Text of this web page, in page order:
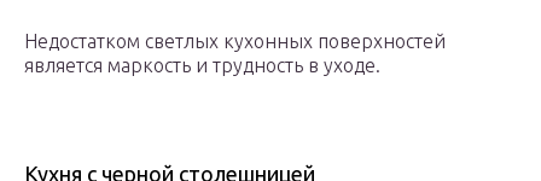
Недостатком светлых кухонных поверхностей
является маркость и трудность в уходе.
Кухня с черной столешницей